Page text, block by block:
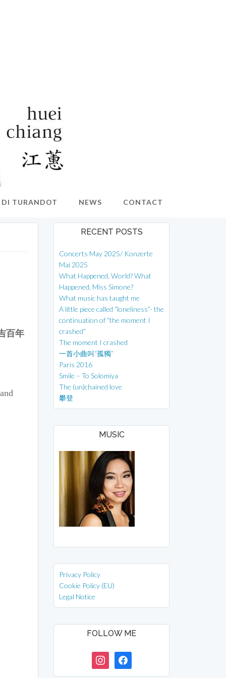
TURANDOT NEWS CONTACT
百年
RECENT POSTS
Concerts May 2025/ Konzerte
Mai 2025
What Happened, World? What
Happened, Miss Simone?
What music has taught me
A little piece called “loneliness”- the
continuation of “the moment I
crashed”
The moment I crashed
一首小曲叫“孤獨”
Paris 2016
Smile – To Solomiya
The (un)chained love
攀登
MUSIC
Privacy Policy
Cookie Policy (EU)
Legal Notice
FOLLOW ME
instagramfacebook